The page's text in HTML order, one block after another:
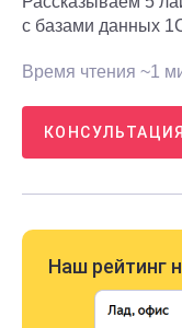
с базами данных
Время чтения ~1
Наш рейтинг